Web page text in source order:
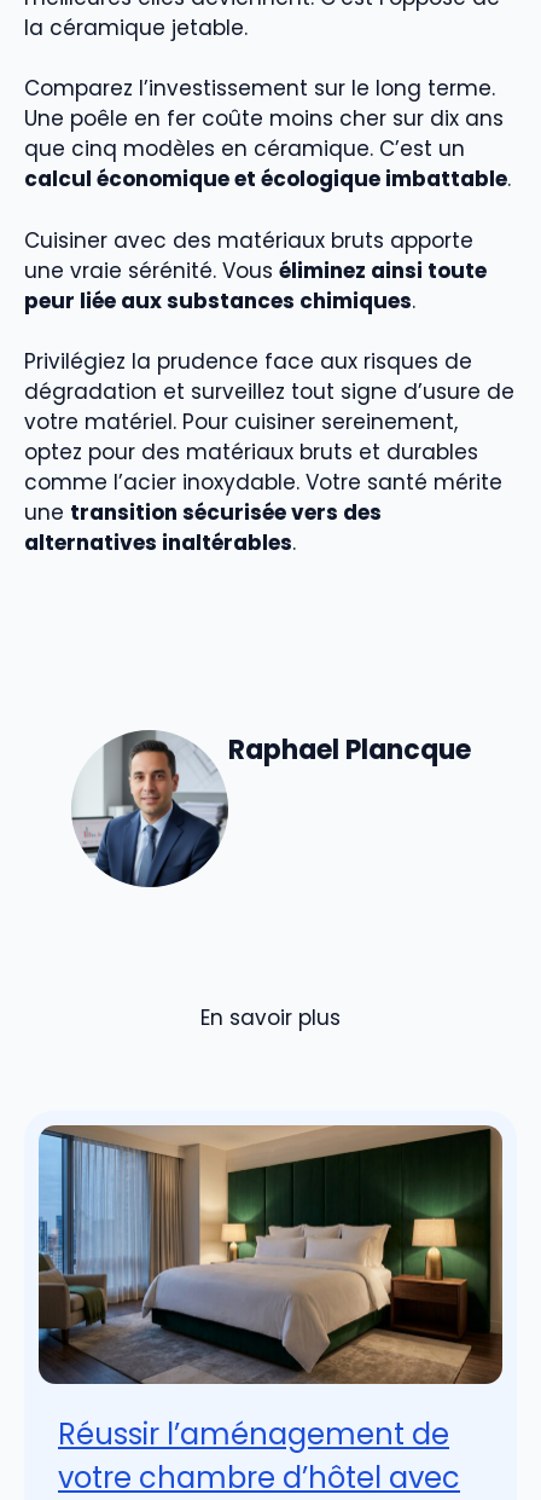
la céramique jetable.
Comparez l’investissement sur le long terme.
Une poêle en fer coûte moins cher sur dix ans
que cinq modèles en céramique. C’est un
calcul économique et écologique imbattable.
Cuisiner avec des matériaux bruts apporte
une vraie sérénité. Vous éliminez ainsi toute
peur liée aux substances chimiques.
Privilégiez la prudence face aux risques de
dégradation et surveillez tout signe d’usure de
votre matériel. Pour cuisiner sereinement,
optez pour des matériaux bruts et durables
comme l’acier inoxydable. Votre santé mérite
une transition sécurisée vers des
alternatives inaltérables.
Raphael Plancque
En savoir plus
Réussir l’aménagement de
votre chambre d’hôtel avec